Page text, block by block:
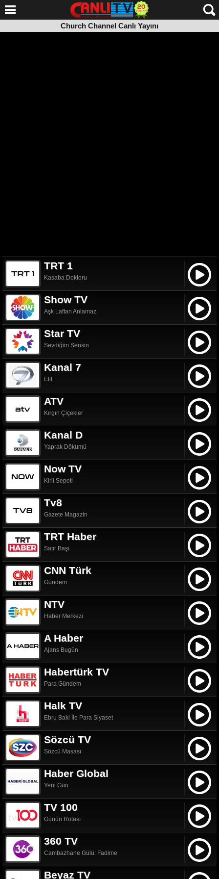
Church Channel Canlı Yayını
TRT 1
Kasaba Doktoru
Show TV
Aşk Laftan Anlamaz
Star TV
Sevdiğim Sensin
Kanal 7
Elif
ATV
Kırgın Çiçekler
Kanal D
Yaprak Dökümü
Now TV
Kirli Sepeti
Tv8
Gazete Magazin
TRT Haber
Satır Başı
CNN Türk
Gündem
NTV
Haber Merkezi
A Haber
Ajans Bugün
Habertürk TV
Para Gündem
Halk TV
Ebru Baki İle Para Siyaset
Sözcü TV
Sözcü Masası
Haber Global
Yeni Gün
TV 100
Günün Rotası
360 TV
Cambazhane Gülü: Fadime
Beyaz TV